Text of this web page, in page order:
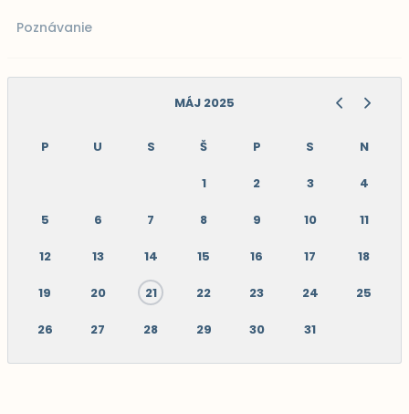
Poznávanie
MÁJ 2025
P U S Š P S N
1 2 3 4
5 6 7 8 9 10 11
12 13 14 15 16 17 18
19 20 21 22 23 24 25
26 27 28 29 30 31